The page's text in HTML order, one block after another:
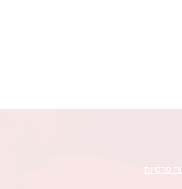
פרטיות